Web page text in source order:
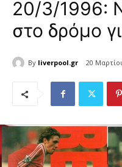
20/3/1996:
στο δρόμο
By liverpool.gr 20